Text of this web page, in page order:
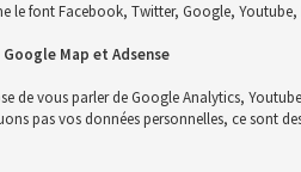
le font Facebook, Twitter, Google,
Map et Adsense
de vous parler de Google Analytics,
pas vos données personnelles, ce sont